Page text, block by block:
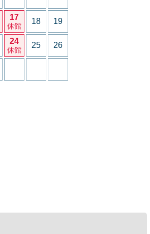
17
休館
18 19
24
休館
25 26